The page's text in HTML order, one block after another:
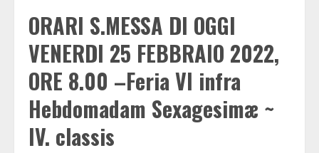
ORARI S.MESSA DI OGGI
VENERDI 25 FEBBRAIO 2022,
ORE 8.00 –Feria VI infra
Hebdomadam Sexagesimæ ~
IV. classis